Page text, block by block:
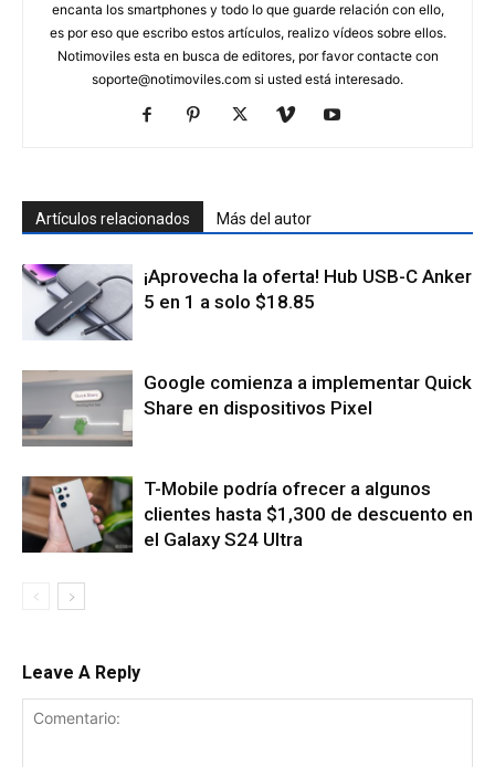
encanta los smartphones y todo lo que guarde relación con ello,
es por eso que escribo estos artículos, realizo vídeos sobre ellos.
Notimoviles esta en busca de editores, por favor contacte con
soporte@notimoviles.com si usted está interesado.
Artículos relacionados Más del autor
¡Aprovecha la oferta! Hub USB-C Anker
5 en 1 a solo $18.85
Google comienza a implementar Quick
Share en dispositivos Pixel
T-Mobile podría ofrecer a algunos
clientes hasta $1,300 de descuento en
el Galaxy S24 Ultra
Leave A Reply